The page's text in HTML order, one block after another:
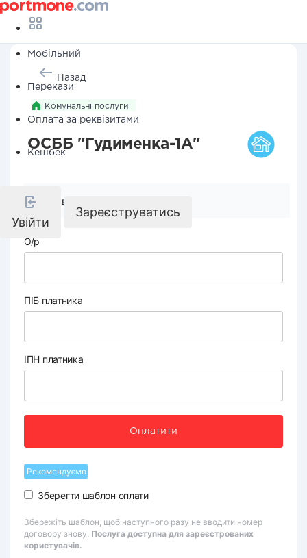
Мобільний
Перекази
Оплата за реквізитами
Кешбек
Увійти
Зареєструватись
Назад
Комунальні послуги
ОСББ "Гудименка-1А"
Реквізити компанії
О/р
ПІБ платника
ІПН платника
Оплатити
Рекомендуємо
Зберегти шаблон оплати
Збережіть шаблон, щоб наступного разу не вводити номер
договору знову. Послуга доступна для зареєстрованих
користувачів.